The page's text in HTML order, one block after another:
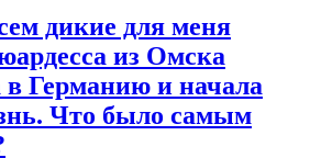
дикие для меня
из Омска
в Германию и начала
Что было самым